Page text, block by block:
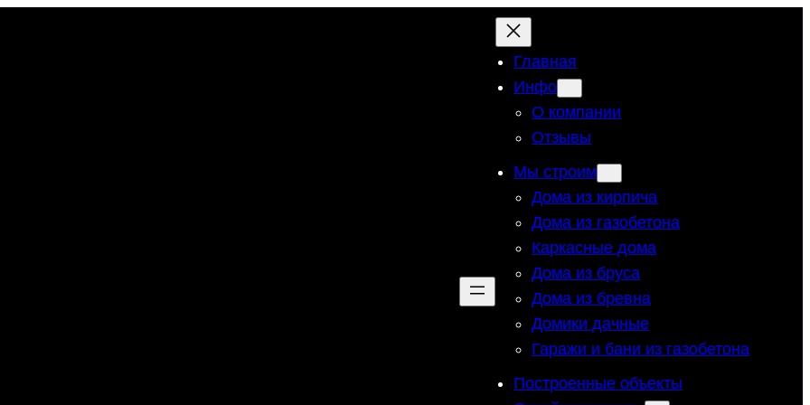
Главная
Инфо
О компании
Отзывы
Мы строим
Дома из кирпича
Дома из газобетона
Каркасные дома
Дома из бруса
Дома из бревна
Домики дачные
Гаражи и бани из газобетона
Построенные объекты